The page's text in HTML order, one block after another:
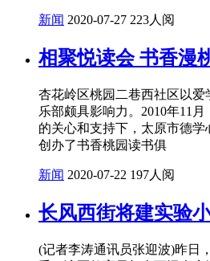
新闻 2020-07-27 223人阅
相聚悦读会 书香漫
杏花岭区桃园二巷西社区以
乐部颇具影响力。2010年11
的关心和支持下，太原市德
创办了书香桃园读书俱
新闻 2020-07-22 197人阅
长风西街将建实验
(记者李涛通讯员张迎波)昨日